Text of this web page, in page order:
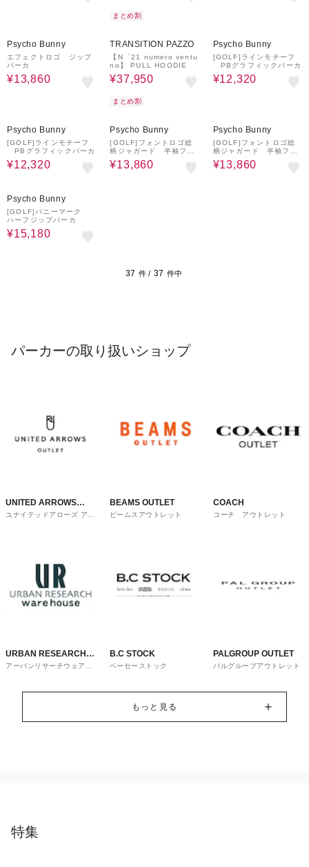
まとめ割
Psycho Bunny
エフェクトロゴ ジップ
パーカ
¥13,860
TRANSITION PAZZO
【N゜21 numero ventu
no】 PULL HOODIE
¥37,950
まとめ割
Psycho Bunny
[GOLF]ラインモチーフ
PBグラフィックパーカ
¥12,320
Psycho Bunny
[GOLF]ラインモチーフ
PBグラフィックパーカ
¥12,320
Psycho Bunny
[GOLF]フォントロゴ総
柄ジャガード 半袖フー
ディ
¥13,860
Psycho Bunny
[GOLF]フォントロゴ総
柄ジャガード 半袖フー
ディ
¥13,860
Psycho Bunny
[GOLF]バニーマーク
ハーフジップパーカ
¥15,180
37 件 / 37 件中
パーカーの取り扱いショップ
UNITED ARROWS
OUTLET
ユナイテッドアローズ アウ
BEAMS OUTLET
ビームスアウトレット
COACH
コーチ アウトレット
URBAN RESEARCH
ware house
アーバンリサーチウェアハ
B.C STOCK
ベーセーストック
PALGROUP OUTLET
パルグループアウトレット
もっと見る
特集